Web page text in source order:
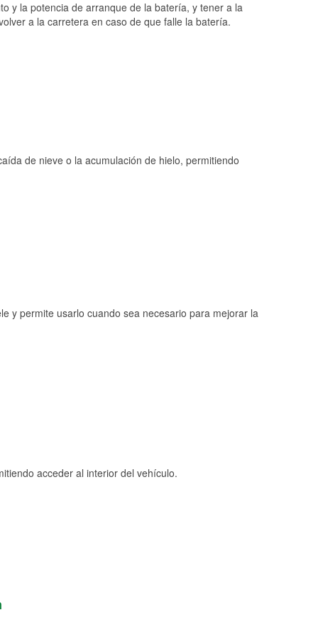
y la potencia de arranque de la batería, y tener a la
a la carretera en caso de que falle la batería.
de nieve o la acumulación de hielo, permitiendo
y permite usarlo cuando sea necesario para mejorar la
acceder al interior del vehículo.